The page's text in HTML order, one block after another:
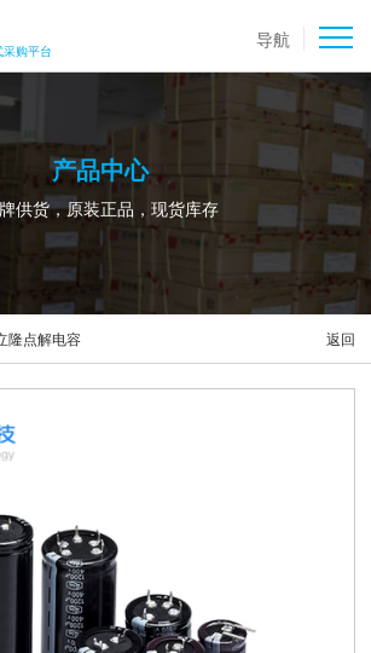
购平台 导航
产品中心
供货，原装正品，现货库存
隆点解电容 返回